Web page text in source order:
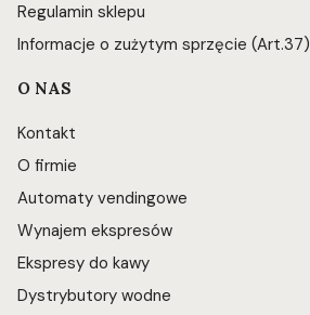
Regulamin sklepu
Informacje o zużytym sprzęcie (Art.37)
O NAS
Kontakt
O firmie
Automaty vendingowe
Wynajem ekspresów
Ekspresy do kawy
Dystrybutory wodne